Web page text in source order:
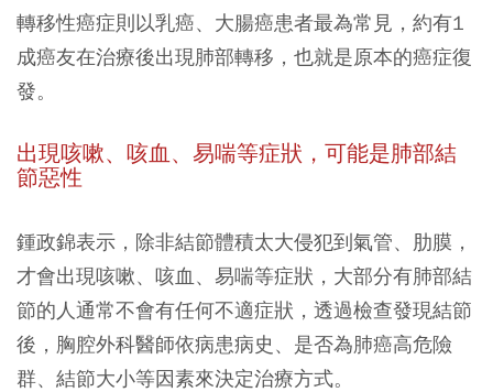
轉移性癌症則以乳癌、大腸癌患者最為常見，約有1
成癌友在治療後出現肺部轉移，也就是原本的癌症復
發。
出現咳嗽、咳血、易喘等症狀，可能是肺部結
節惡性
鍾政錦表示，除非結節體積太大侵犯到氣管、肋膜，
才會出現咳嗽、咳血、易喘等症狀，大部分有肺部結
節的人通常不會有任何不適症狀，透過檢查發現結節
後，胸腔外科醫師依病患病史、是否為肺癌高危險
群、結節大小等因素來決定治療方式。